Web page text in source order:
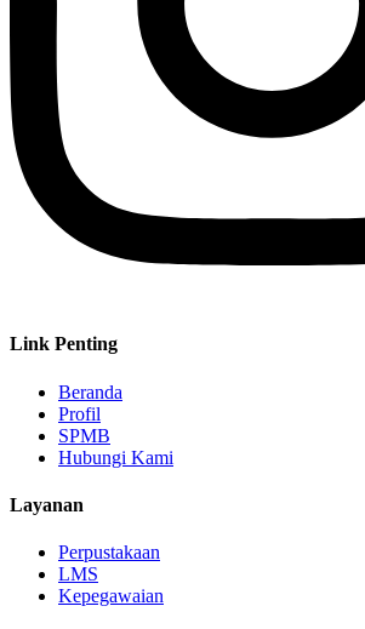
Link Penting
Beranda
Profil
SPMB
Hubungi Kami
Layanan
Perpustakaan
LMS
Kepegawaian